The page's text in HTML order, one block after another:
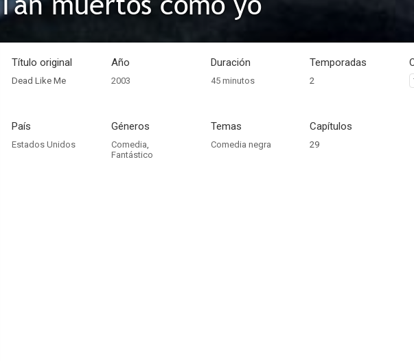
Título original
Dead Like Me
Año
2003
Duración
45 minutos
Temporadas
2
País
Estados Unidos
Géneros
Comedia,
Fantástico
Temas
Comedia negra
Capítulos
29